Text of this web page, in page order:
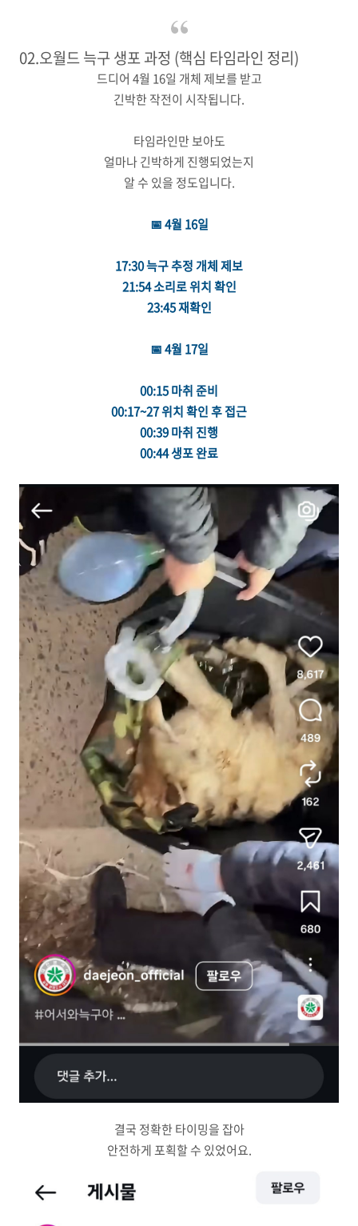
02.오월드 늑구 생포 과정 (핵심 타임라인 정리)
드디어 4월 16일 개체 제보를 받고
긴박한 작전이 시작됩니다.
타임라인만 보아도
얼마나 긴박하게 진행되었는지
알 수 있을 정도입니다.
📅 4월 16일
17:30 늑구 추정 개체 제보
21:54 소리로 위치 확인
23:45 재확인
📅 4월 17일
00:15 마취 준비
00:17~27 위치 확인 후 접근
00:39 마취 진행
00:44 생포 완료
결국 정확한 타이밍을 잡아
안전하게 포획할 수 있었어요.